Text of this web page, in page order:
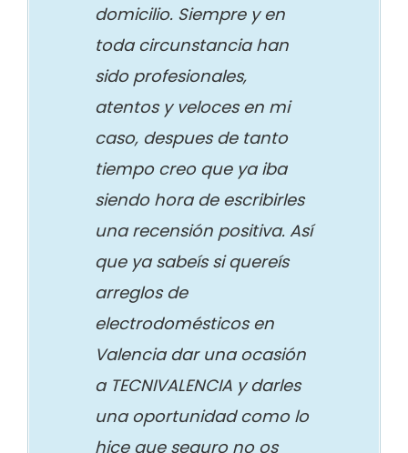
domicilio. Siempre y en
toda circunstancia han
sido profesionales,
atentos y veloces en mi
caso, despues de tanto
tiempo creo que ya iba
siendo hora de escribirles
una recensión positiva. Así
que ya sabeís si quereís
arreglos de
electrodomésticos en
Valencia dar una ocasión
a TECNIVALENCIA y darles
una oportunidad como lo
hice que seguro no os